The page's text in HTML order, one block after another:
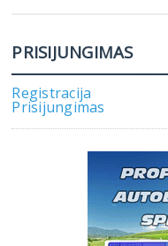
PRISIJUNGIMAS
Registracija
Prisijungimas